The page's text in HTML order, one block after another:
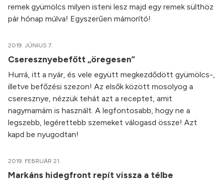
remek gyümölcs milyen isteni lesz majd egy remek sülthöz
pár hónap múlva! Egyszerűen mámorító!
2019. JÚNIUS 7.
Cseresznyebefőtt „öregesen”
Hurrá, itt a nyár, és vele együtt megkezdődött gyümölcs-,
illetve befőzési szezon! Az elsők között mosolyog a
cseresznye, nézzük tehát azt a receptet, amit
nagymamám is használt. A legfontosabb, hogy ne a
legszebb, legérettebb szemeket válogasd össze! Azt
kapd be nyugodtan!
2019. FEBRUÁR 21.
Markáns hidegfront repít vissza a télbe